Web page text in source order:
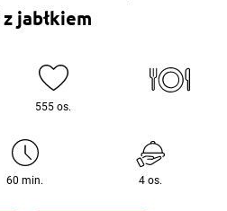
jabłkiem
555 os.
60 min. 4 os.